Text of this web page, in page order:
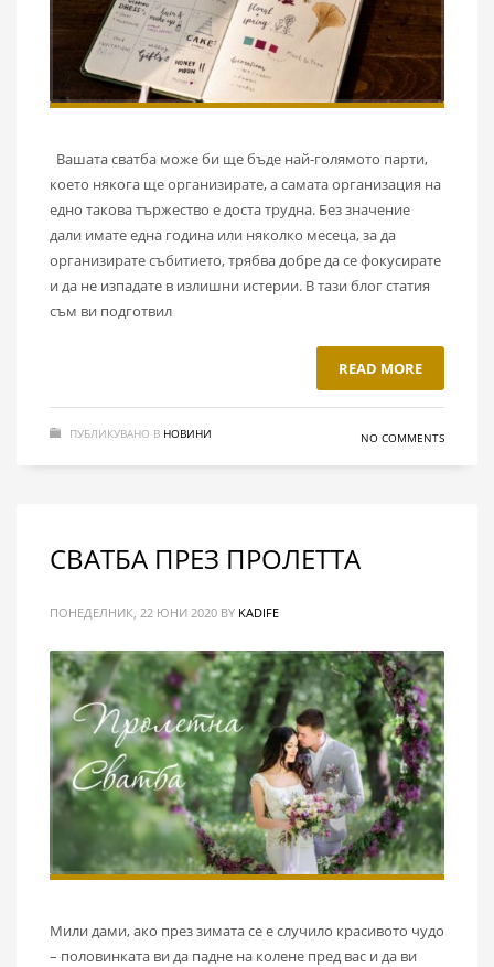
Вашата сватба може би ще бъде най-голямото парти,
което някога ще организирате, а самата организация на
едно такова тържество е доста трудна. Без значение
дали имате една година или няколко месеца, за да
организирате събитието, трябва добре да се фокусирате
и да не изпадате в излишни истерии. В тази блог статия
съм ви подготвил
READ MORE
ПУБЛИКУВАНО В НОВИНИ NO COMMENTS
СВАТБА ПРЕЗ ПРОЛЕТТА
ПОНЕДЕЛНИК, 22 ЮНИ 2020 BY KADIFE
Мили дами, ако през зимата се е случило красивото чудо
– половинката ви да падне на колене пред вас и да ви